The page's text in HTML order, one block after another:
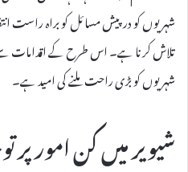
شہریوں کو درپیش مسائل کو براہ راست
تلاش کرنا ہے۔ اس طرح کے اقدامات
شہریوں کو بڑی راحت ملنے کی امید ہے۔
شیویر میں کن امور